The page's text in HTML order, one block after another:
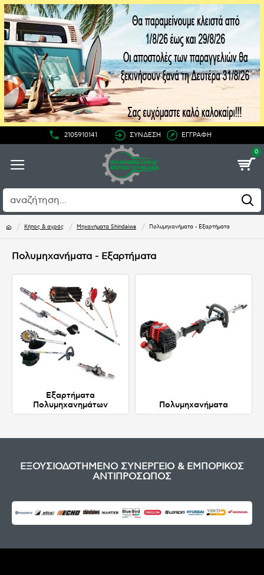
2105910141 ΣΥΝΔΕΣΗ ΕΓΓΡΑΦΗ
0
Κήπος & αγρός Μηχανήματα Shindaiwa Πολυμηχανήματα - Εξαρτήματα
Πολυμηχανήματα - Εξαρτήματα
Εξαρτήματα
Πολυμηχανημάτων
Πολυμηχανήματα
ΕΞΟΥΣΙΟΔΟΤΗΜΕΝΟ ΣΥΝΕΡΓΕΙΟ & ΕΜΠΟΡΙΚΟΣ
ΑΝΤΙΠΡΟΣΩΠΟΣ